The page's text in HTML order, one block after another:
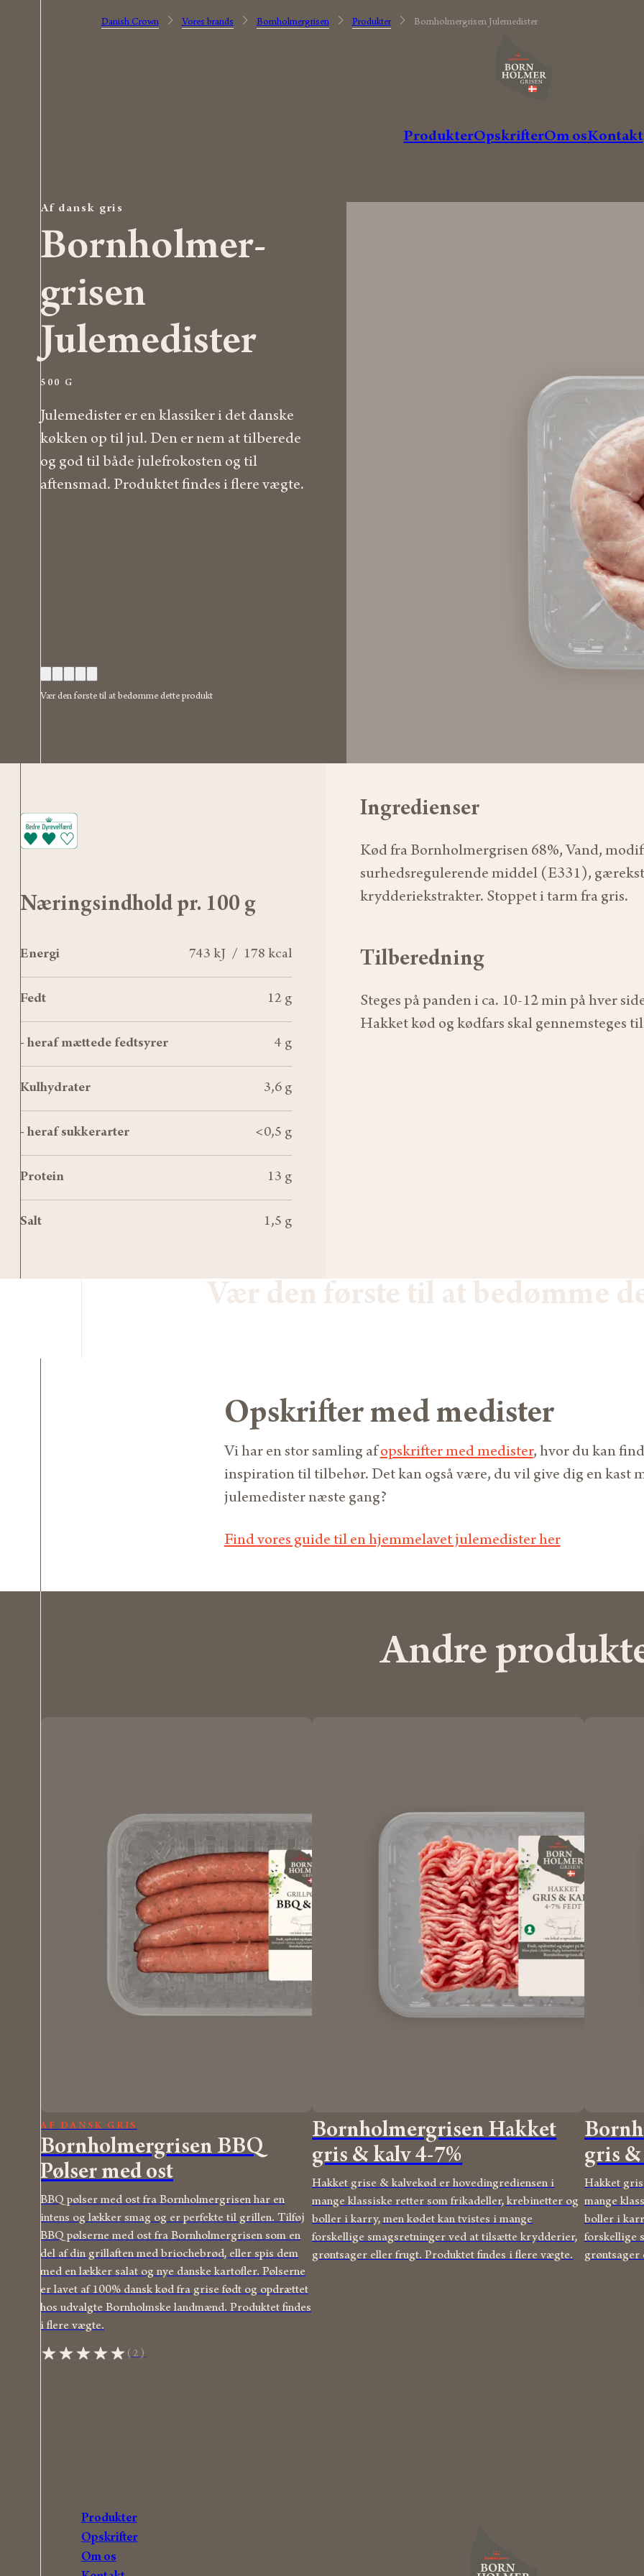
Danish Crown Vores brands Bornholmergrisen Produkter Bornholmergrisen Julemedister
Antonius
Grise fraudvalgte
danske landmænd
ProdukterOpskrifterOm osKontakt
Af dansk gris
Bornholmer­
gris­en
Julemedister
500 G
Julemedister er en klassiker i det danske
køkken op til jul. Den er nem at tilberede
og god til både julefrokosten og til
aftensmad. Produktet findes i flere vægte.
Vær den første til at bedømme dette produkt
Næringsindhold pr. 100 g
Energi 743 kJ / 178 kcal
Fedt 12 g
- heraf mættede fedtsyrer 4 g
Kulhydrater 3,6 g
- heraf sukkerarter <0,5 g
Protein 13 g
Salt 1,5 g
Ingredienser
Kød fra Bornholmergrisen 68%, Vand,
surhedsregulerende middel (E331),
krydderiekstrakter. Stoppet i tarm fra gris.
Tilberedning
Steges på panden i ca. 10-12 min på hver
Hakket kød og kødfars skal gennemsteges
Vær den første til at bedømme
Opskrifter med medister
Vi har en stor samling afopskrifter med medister, hvor du kan
inspiration til tilbehør. Det kan også være, du vil give dig en kast
julemedister næste gang?
Find vores guide til en hjemmelavet julemedister her
Andre
AF DANSK GRIS
Bornholmergrisen BBQ
Pølser med ost
BBQ pølser med ost fra Bornholmergrisen har en
intens og lækker smag og er perfekte til grillen. Tilføj
BBQ pølserne med ost fra Bornholmergrisen som en
del af din grillaften med briochebrød, eller spis dem
med en lækker salat og nye danske kartofler. Pølserne
er lavet af 100% dansk kød fra grise født og opdrættet
hos udvalgte Bornholmske landmænd. Produktet findes
i flere vægte.
(2)
Bornholmergrisen Hakket
gris & kalv 4-7%
Hakket grise & kalvekød er hovedingrediensen i
mange klassiske retter som frikadeller, krebinetter og
boller i karry, men kødet kan tvistes i mange
forskellige smagsretninger ved at tilsætte krydderier,
grøntsager eller frugt. Produktet findes i flere vægte.
gris &
Hakket
mange
boller i
forskellige
grøntsager
Produkter
Opskrifter
Om os